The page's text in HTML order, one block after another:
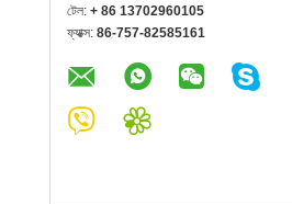
টেল: + 86 13702960105
ফ্যাক্স: 86-757-82585161